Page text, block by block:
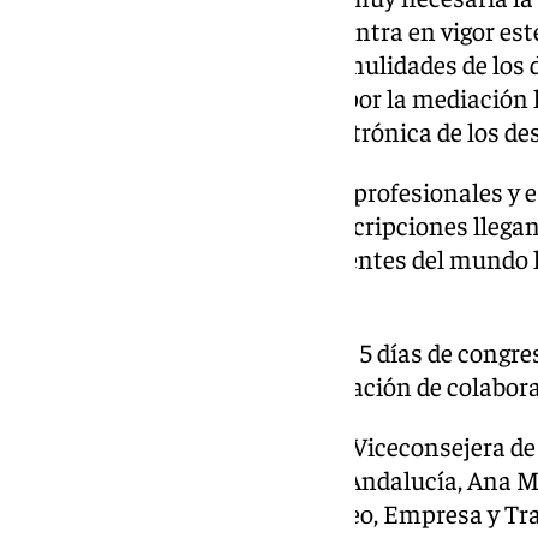
reglamento de extranjería que entra en vigor
conflictividad generada por las nulidades de los
recursos humanos, la apuesta por la
conflictos, la actualización electrónica de los
Una asistencia muy nutrida de profesionales y
número muy importante de inscripciones
interés despertado entre los agentes del
Se han desarrollado durante los 5 días de
ponencias, así como la participación de
Un congreso inaugurado por la Viceconsejera
Función Pública de la Junta de Andalucía, Ana
la Delegada Territorial de Empleo, Empresa y